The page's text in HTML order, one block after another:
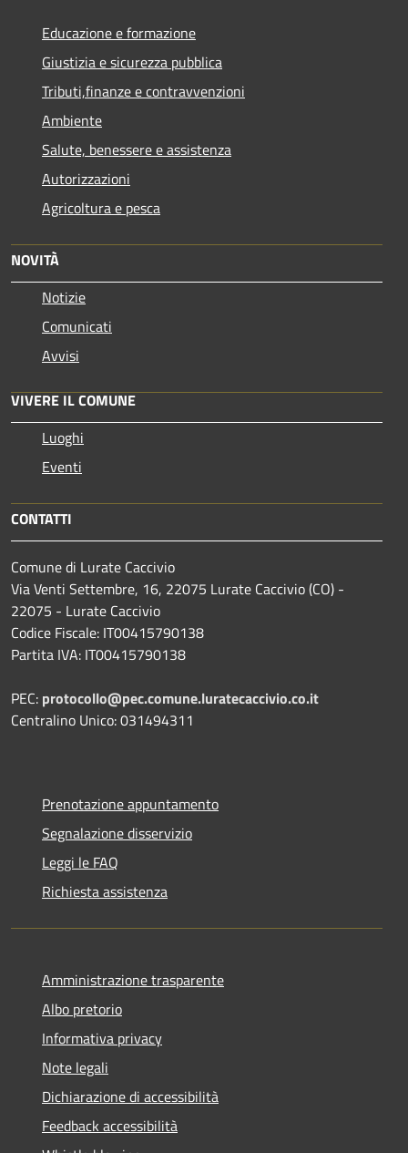
Educazione e formazione
Giustizia e sicurezza pubblica
Tributi,finanze e contravvenzioni
Ambiente
Salute, benessere e assistenza
Autorizzazioni
Agricoltura e pesca
NOVITÀ
Notizie
Comunicati
Avvisi
VIVERE IL COMUNE
Luoghi
Eventi
CONTATTI
Comune di Lurate Caccivio
Via Venti Settembre, 16, 22075 Lurate Caccivio (CO) -
22075 - Lurate Caccivio
Codice Fiscale: IT00415790138
Partita IVA: IT00415790138
PEC: protocollo@pec.comune.luratecaccivio.co.it
Centralino Unico: 031494311
Prenotazione appuntamento
Segnalazione disservizio
Leggi le FAQ
Richiesta assistenza
Amministrazione trasparente
Albo pretorio
Informativa privacy
Note legali
Dichiarazione di accessibilità
Feedback accessibilità